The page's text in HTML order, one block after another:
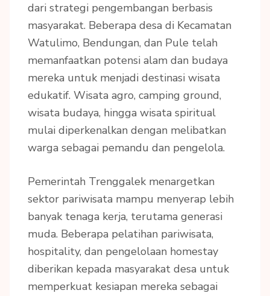
dari strategi pengembangan berbasis
masyarakat. Beberapa desa di Kecamatan
Watulimo, Bendungan, dan Pule telah
memanfaatkan potensi alam dan budaya
mereka untuk menjadi destinasi wisata
edukatif. Wisata agro, camping ground,
wisata budaya, hingga wisata spiritual
mulai diperkenalkan dengan melibatkan
warga sebagai pemandu dan pengelola.
Pemerintah Trenggalek menargetkan
sektor pariwisata mampu menyerap lebih
banyak tenaga kerja, terutama generasi
muda. Beberapa pelatihan pariwisata,
hospitality, dan pengelolaan homestay
diberikan kepada masyarakat desa untuk
memperkuat kesiapan mereka sebagai